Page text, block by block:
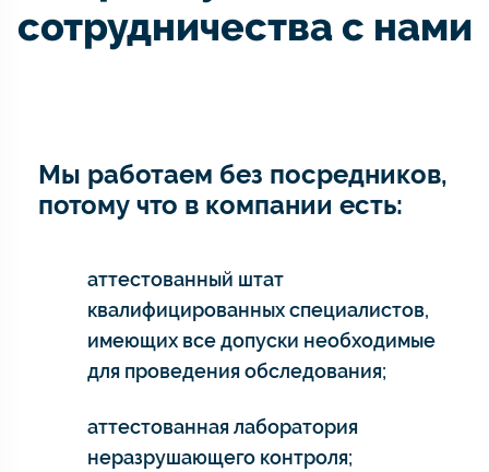
сотрудничества с нами
Мы работаем без посредников,
потому что в компании есть:
аттестованный штат
квалифицированных специалистов,
имеющих все допуски необходимые
для проведения обследования;
аттестованная лаборатория
неразрушающего контроля;